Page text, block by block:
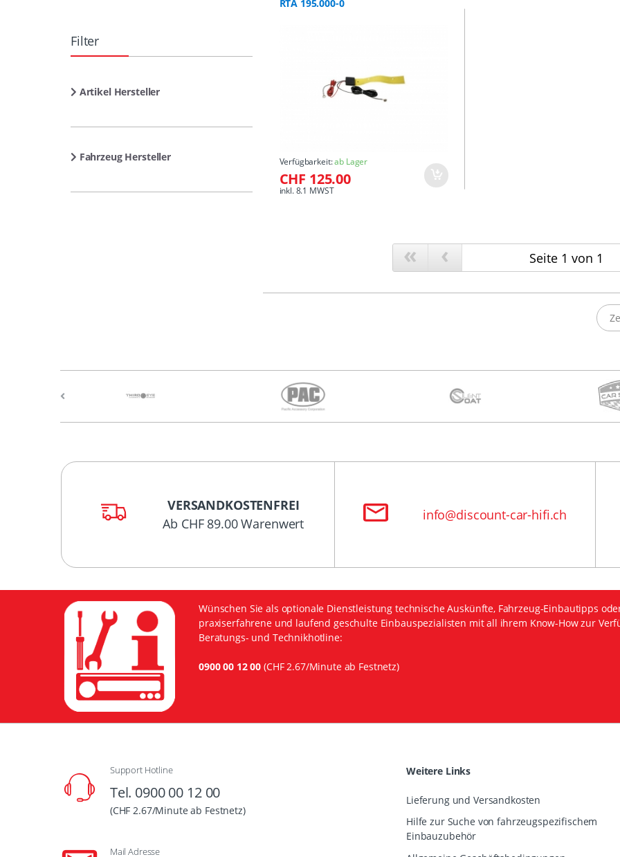
Filter
Artikel Hersteller
Fahrzeug Hersteller
RTA 195.000-0
Verfügbarkeit:ab Lager
CHF 125.00
inkl. 8.1 MWST
« ‹
VERSANDKOSTENFREI
Ab CHF 89.00 Warenwert
info@discount-car-hifi.ch
Wünschen Sie als optionale Dienstleistung technische Auskünfte, Fahrzeug-Einbautipps
praxiserfahrene und laufend geschulte Einbauspezialisten mit all ihrem Know-How zur
Beratungs- und Technikhotline:
0900 00 12 00 (CHF 2.67/Minute ab Festnetz)
Support Hotline
Tel. 0900 00 12 00
(CHF 2.67/Minute ab Festnetz)
Mail Adresse
Weitere Links
Lieferung und Versandkosten
Hilfe zur Suche von fahrzeugspezifischem
Einbauzubehör